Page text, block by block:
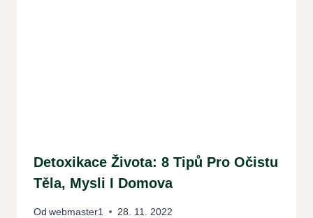
Detoxikace Života: 8 Tipů Pro Očistu
Těla, Mysli I Domova
Od webmaster1 28. 11. 2022